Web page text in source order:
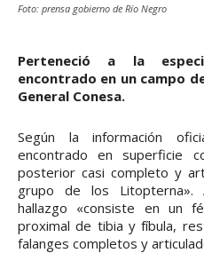
Foto: prensa gobierno de Río Negro
Perteneció a la
encontrado en un campo
General Conesa.
Según la información
encontrado en superficie
posterior casi completo y
grupo de los Litopterna».
hallazgo «consiste en un
proximal de tibia y fíbula,
falanges completos y